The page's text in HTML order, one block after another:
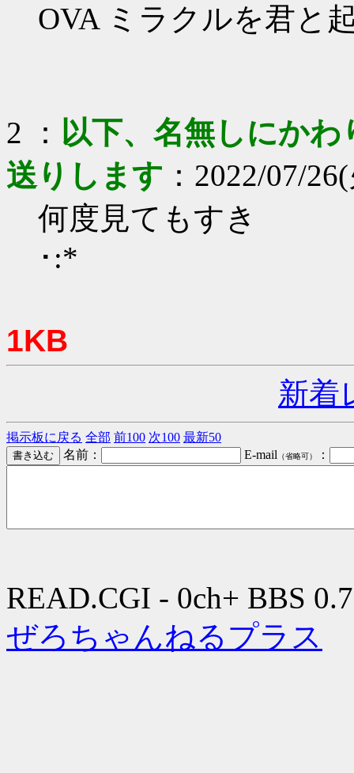
OVA ミラクルを君と
2 ： 以下、名無しにか
送りします ：2022/07/
何度見てもすき
･:*
1KB
新着
掲示板に戻る 全部 前100 次100 最新50
名前：
E-mail （省略可） ：
READ.CGI - 0ch+ BBS
ぜろちゃんねるプラス